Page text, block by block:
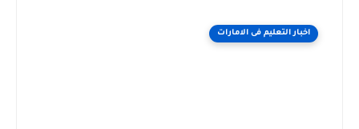
اخبار التعليم فى الامارات